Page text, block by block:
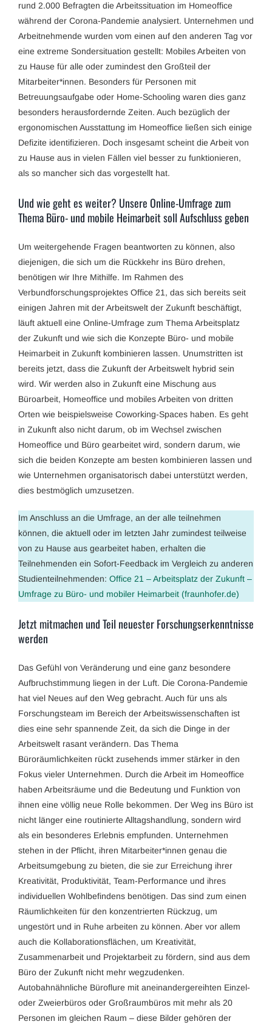
rund 2.000 Befragten die Arbeitssituation im Homeoffice
während der Corona-Pandemie analysiert. Unternehmen und
Arbeitnehmende wurden vom einen auf den anderen Tag vor
eine extreme Sondersituation gestellt: Mobiles Arbeiten von
zu Hause für alle oder zumindest den Großteil der
Mitarbeiter*innen. Besonders für Personen mit
Betreuungsaufgabe oder Home-Schooling waren dies ganz
besonders herausfordernde Zeiten. Auch bezüglich der
ergonomischen Ausstattung im Homeoffice ließen sich einige
Defizite identifizieren. Doch insgesamt scheint die Arbeit von
zu Hause aus in vielen Fällen viel besser zu funktionieren,
als so mancher sich das vorgestellt hat.
Und wie geht es weiter? Unsere Online-Umfrage zum
Thema Büro- und mobile Heimarbeit soll Aufschluss geben
Um weitergehende Fragen beantworten zu können, also
diejenigen, die sich um die Rückkehr ins Büro drehen,
benötigen wir Ihre Mithilfe. Im Rahmen des
Verbundforschungsprojektes Office 21, das sich bereits seit
einigen Jahren mit der Arbeitswelt der Zukunft beschäftigt,
läuft aktuell eine Online-Umfrage zum Thema Arbeitsplatz
der Zukunft und wie sich die Konzepte Büro- und mobile
Heimarbeit in Zukunft kombinieren lassen. Unumstritten ist
bereits jetzt, dass die Zukunft der Arbeitswelt hybrid sein
wird. Wir werden also in Zukunft eine Mischung aus
Büroarbeit, Homeoffice und mobiles Arbeiten von dritten
Orten wie beispielsweise Coworking-Spaces haben. Es geht
in Zukunft also nicht darum, ob im Wechsel zwischen
Homeoffice und Büro gearbeitet wird, sondern darum, wie
sich die beiden Konzepte am besten kombinieren lassen und
wie Unternehmen organisatorisch dabei unterstützt werden,
dies bestmöglich umzusetzen.
Im Anschluss an die Umfrage, an der alle teilnehmen
können, die aktuell oder im letzten Jahr zumindest teilweise
von zu Hause aus gearbeitet haben, erhalten die
Teilnehmenden ein Sofort-Feedback im Vergleich zu anderen
Studienteilnehmenden: Office 21 – Arbeitsplatz der Zukunft –
Umfrage zu Büro- und mobiler Heimarbeit (fraunhofer.de)
Jetzt mitmachen und Teil neuester Forschungserkenntnisse
werden
Das Gefühl von Veränderung und eine ganz besondere
Aufbruchstimmung liegen in der Luft. Die Corona-Pandemie
hat viel Neues auf den Weg gebracht. Auch für uns als
Forschungsteam im Bereich der Arbeitswissenschaften ist
dies eine sehr spannende Zeit, da sich die Dinge in der
Arbeitswelt rasant verändern. Das Thema
Büroräumlichkeiten rückt zusehends immer stärker in den
Fokus vieler Unternehmen. Durch die Arbeit im Homeoffice
haben Arbeitsräume und die Bedeutung und Funktion von
ihnen eine völlig neue Rolle bekommen. Der Weg ins Büro ist
nicht länger eine routinierte Alltagshandlung, sondern wird
als ein besonderes Erlebnis empfunden. Unternehmen
stehen in der Pflicht, ihren Mitarbeiter*innen genau die
Arbeitsumgebung zu bieten, die sie zur Erreichung ihrer
Kreativität, Produktivität, Team-Performance und ihres
individuellen Wohlbefindens benötigen. Das sind zum einen
Räumlichkeiten für den konzentrierten Rückzug, um
ungestört und in Ruhe arbeiten zu können. Aber vor allem
auch die Kollaborationsflächen, um Kreativität,
Zusammenarbeit und Projektarbeit zu fördern, sind aus dem
Büro der Zukunft nicht mehr wegzudenken.
Autobahnähnliche Büroflure mit aneinandergereihten Einzel-
oder Zweierbüros oder Großraumbüros mit mehr als 20
Personen im gleichen Raum – diese Bilder gehören der